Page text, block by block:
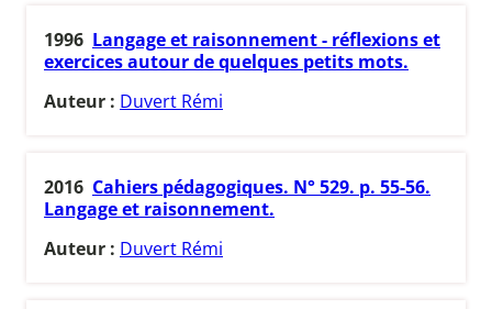
1996 Langage et raisonnement - réflexions et
exercices autour de quelques petits mots.
Auteur : Duvert Rémi
2016 Cahiers pédagogiques. N° 529. p. 55-56.
Langage et raisonnement.
Auteur : Duvert Rémi